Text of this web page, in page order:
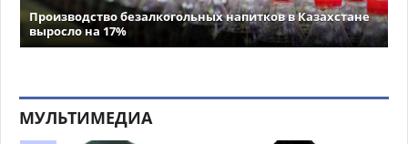
Производство безалкогольных напитков в Казахстане
выросло на 17%
МУЛЬТИМЕДИА